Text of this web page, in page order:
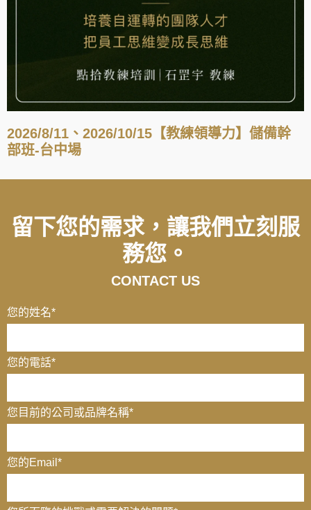
2026/8/11、2026/10/15【教練領導力】儲備幹
部班-台中場
留下您的需求，讓我們立刻服
務您。
CONTACT US
您的姓名*
您的電話*
您目前的公司或品牌名稱*
您的Email *